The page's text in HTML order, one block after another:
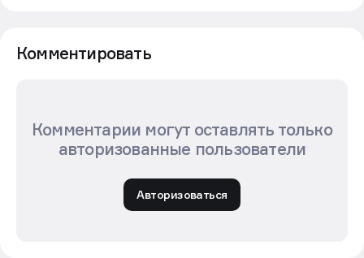
Комментировать
Комментарии могут оставлять только
авторизованные пользователи
Авторизоваться